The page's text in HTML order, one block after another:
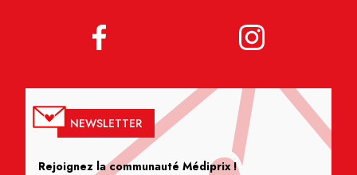
NEWSLETTER
Rejoignez la communauté Médiprix !